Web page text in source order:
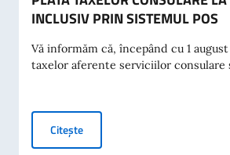
INCLUSIV PRIN SISTEMUL POS
Vă informăm că, începând cu 1
taxelor aferente serviciilor consulare
CiteștePLATA TAXELOR CONSULARE